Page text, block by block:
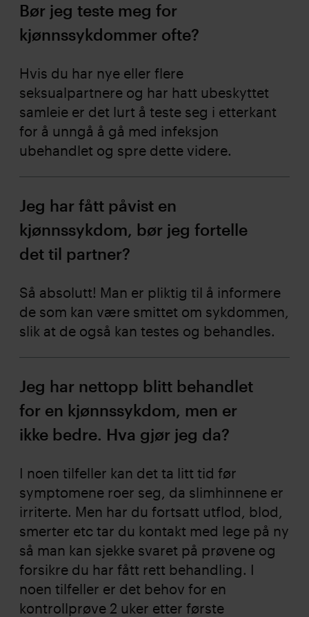
Bør jeg teste meg for
kjønnssykdommer ofte?
Hvis du har nye eller flere
seksualpartnere og har hatt ubeskyttet
samleie er det lurt å teste seg i etterkant
for å unngå å gå med infeksjon
ubehandlet og spre dette videre.
Jeg har fått påvist en
kjønnssykdom, bør jeg fortelle
det til partner?
Så absolutt! Man er pliktig til å informere
de som kan være smittet om sykdommen,
slik at de også kan testes og behandles.
Jeg har nettopp blitt behandlet
for en kjønnssykdom, men er
ikke bedre. Hva gjør jeg da?
I noen tilfeller kan det ta litt tid før
symptomene roer seg, da slimhinnene er
irriterte. Men har du fortsatt utflod, blod,
smerter etc tar du kontakt med lege på ny
så man kan sjekke svaret på prøvene og
forsikre du har fått rett behandling. I
noen tilfeller er det behov for en
kontrollprøve 2 uker etter første